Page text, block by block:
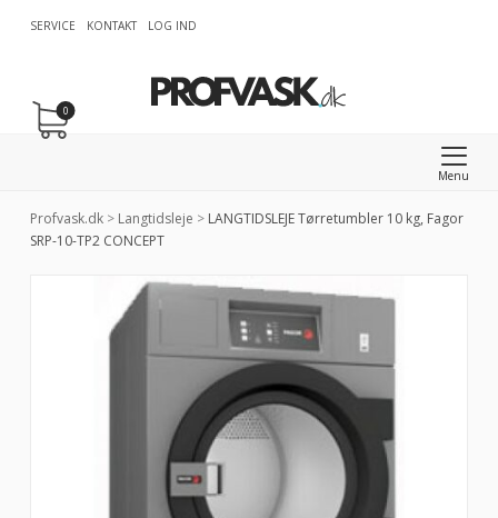
SERVICE KONTAKT LOG IND
Menu
0
Profvask.dk > Langtidsleje >LANGTIDSLEJE Tørretumbler 10 kg, Fagor
SRP-10-TP2 CONCEPT